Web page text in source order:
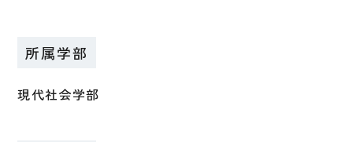
所属学部
現代社会学部